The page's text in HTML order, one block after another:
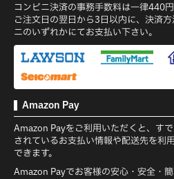
コンビニ決済の事務手数料は一律440円
ご注文日の翌日から3日以内に、決済
ニのいずれかにてお支払い下さい。
Amazon Pay
Amazon Payをご利用いただくと、す
されているお支払い情報や配送先を利
できます。
Amazon Payでお客様の安心・安全・